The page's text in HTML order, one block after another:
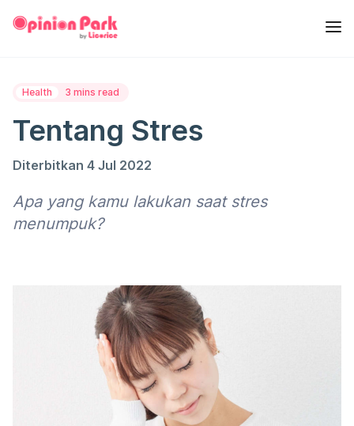
Health 3 mins read
Tentang Stres
Diterbitkan 4 Jul 2022
Apa yang kamu lakukan saat stres
menumpuk?